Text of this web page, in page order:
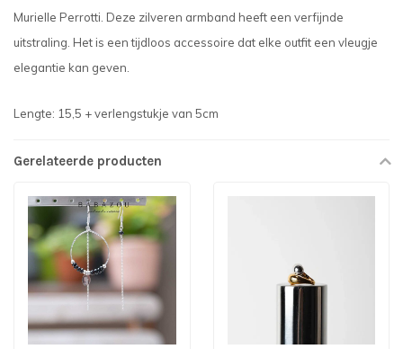
Murielle Perrotti. Deze zilveren armband heeft een verfijnde
uitstraling. Het is een tijdloos accessoire dat elke outfit een vleugje
elegantie kan geven.
Lengte: 15,5 + verlengstukje van 5cm
Gerelateerde producten